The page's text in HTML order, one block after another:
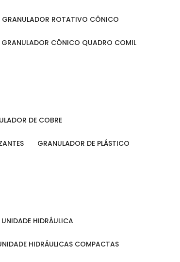
GRANULADOR ROTATIVO CÔNICO
GRANULADOR CÔNICO QUADRO COMIL
DE COBRE
GRANULADOR DE PLÁSTICO
UNIDADE HIDRÁULICA
HIDRÁULICAS COMPACTAS